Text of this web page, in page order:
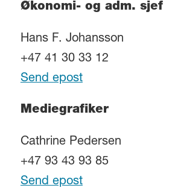
Økonomi- og adm. sjef
Hans F. Johansson
+47 41 30 33 12
Send epost
Mediegrafiker
Cathrine Pedersen
+47 93 43 93 85
Send epost